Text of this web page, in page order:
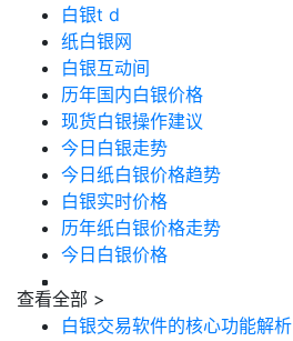
白银t d
纸白银网
白银互动间
历年国内白银价格
现货白银操作建议
今日白银走势
今日纸白银价格趋势
白银实时价格
历年纸白银价格走势
今日白银价格
查看全部 >
白银交易软件的核心功能解析